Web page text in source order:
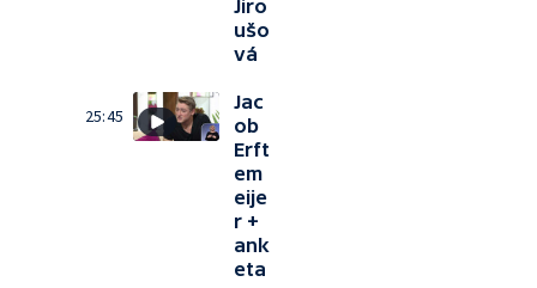
Jiro
ušo
vá
25:45
Jac
ob
Erft
em
eije
r +
ank
eta